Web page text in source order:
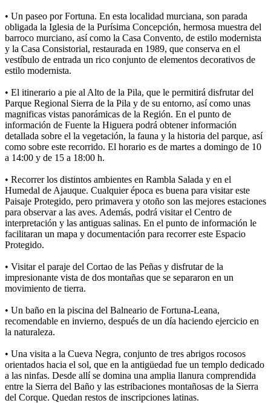
• Un paseo por Fortuna. En esta localidad murciana, son parada
obligada la Iglesia de la Purísima Concepción, hermosa muestra del
barroco murciano, así como la Casa Convento, de estilo modernista
y la Casa Consistorial, restaurada en 1989, que conserva en el
vestíbulo de entrada un rico conjunto de elementos decorativos de
estilo modernista.
• El itinerario a pie al Alto de la Pila, que le permitirá disfrutar del
Parque Regional Sierra de la Pila y de su entorno, así como unas
magnificas vistas panorámicas de la Región. En el punto de
información de Fuente la Higuera podrá obtener información
detallada sobre el la vegetación, la fauna y la historia del parque, así
como sobre este recorrido. El horario es de martes a domingo de 10
a 14:00 y de 15 a 18:00 h.
• Recorrer los distintos ambientes en Rambla Salada y en el
Humedal de Ajauque. Cualquier época es buena para visitar este
Paisaje Protegido, pero primavera y otoño son las mejores estaciones
para observar a las aves. Además, podrá visitar el Centro de
interpretación y las antiguas salinas. En el punto de información le
facilitaran un mapa y documentación para recorrer este Espacio
Protegido.
• Visitar el paraje del Cortao de las Peñas y disfrutar de la
impresionante vista de dos montañas que se separaron en un
movimiento de tierra.
• Un baño en la piscina del Balneario de Fortuna-Leana,
recomendable en invierno, después de un día haciendo ejercicio en
la naturaleza.
• Una visita a la Cueva Negra, conjunto de tres abrigos rocosos
orientados hacia el sol, que en la antigüedad fue un templo dedicado
a las ninfas. Desde allí se domina una amplia llanura comprendida
entre la Sierra del Baño y las estribaciones montañosas de la Sierra
del Corque. Quedan restos de inscripciones latinas.